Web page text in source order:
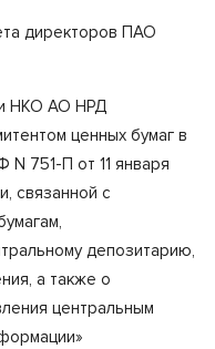
директоров ПАО
НКО АО НРД
ценных бумаг в
751-П от 11 января
связанной с
депозитарию,
а также о
центральным